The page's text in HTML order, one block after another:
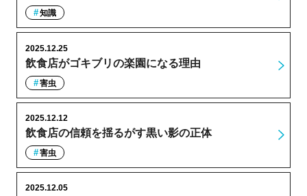
知識
飲食店がゴキブリの楽園になる理由
2025.12.25
害虫
飲食店の信頼を揺るがす黒い影の正体
2025.12.12
害虫
2025.12.05